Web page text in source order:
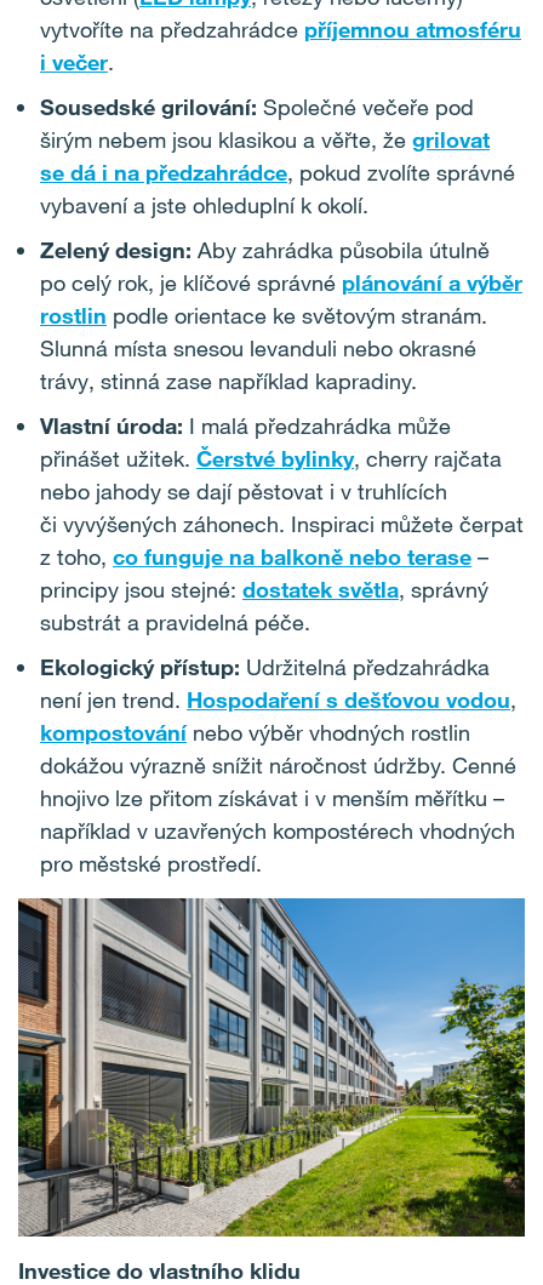
vytvoříte na předzahrádce příjemnou atmosféru
i večer.
Sousedské grilování: Společné večeře pod
širým nebem jsou klasikou a věřte, že grilovat
se dá i na předzahrádce, pokud zvolíte správné
vybavení a jste ohleduplní k okolí.
Zelený design: Aby zahrádka působila útulně
po celý rok, je klíčové správné plánování a výběr
rostlin podle orientace ke světovým stranám.
Slunná místa snesou levanduli nebo okrasné
trávy, stinná zase například kapradiny.
Vlastní úroda: I malá předzahrádka může
přinášet užitek. Čerstvé bylinky, cherry rajčata
nebo jahody se dají pěstovat i v truhlících
či vyvýšených záhonech. Inspiraci můžete čerpat
z toho, co funguje na balkoně nebo terase –
principy jsou stejné: dostatek světla, správný
substrát a pravidelná péče.
Ekologický přístup: Udržitelná předzahrádka
není jen trend. Hospodaření s dešťovou vodou,
kompostovánínebo výběr vhodných rostlin
dokážou výrazně snížit náročnost údržby. Cenné
hnojivo lze přitom získávat i v menším měřítku –
například v uzavřených kompostérech vhodných
pro městské prostředí.
Investice do vlastního klidu